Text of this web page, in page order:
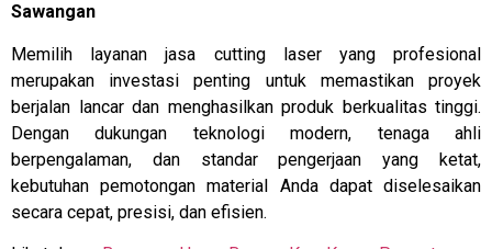
Sawangan
Memilih layanan jasa cutting laser yang profesional
merupakan investasi penting untuk memastikan proyek
berjalan lancar dan menghasilkan produk berkualitas tinggi.
Dengan dukungan teknologi modern, tenaga ahli
berpengalaman, dan standar pengerjaan yang ketat,
kebutuhan pemotongan material Anda dapat diselesaikan
secara cepat, presisi, dan efisien.